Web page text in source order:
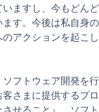
ますし、今もどんど
す。今後は私自身の
アクションを起こし
ソフトウェア開発を行
さまに提供するプロ